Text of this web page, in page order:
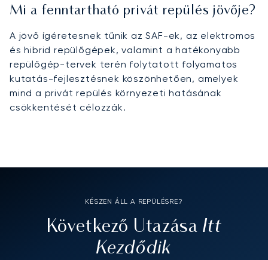
Mi a fenntartható privát repülés jövője?
A jövő ígéretesnek tűnik az SAF-ek, az elektromos
és hibrid repülőgépek, valamint a hatékonyabb
repülőgép-tervek terén folytatott folyamatos
kutatás-fejlesztésnek köszönhetően, amelyek
mind a privát repülés környezeti hatásának
csökkentését célozzák.
KÉSZEN ÁLL A REPÜLÉSRE?
Következő Utazása Itt
Kezdődik